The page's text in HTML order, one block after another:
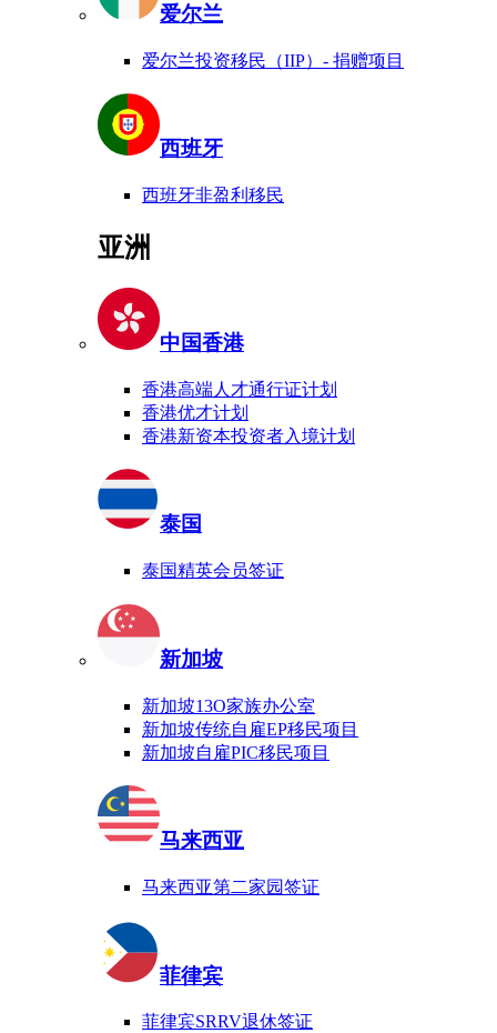
爱尔兰
爱尔兰投资移民（IIP）- 捐赠项目
西班牙
西班牙非盈利移民
亚洲
中国香港
香港高端人才通行证计划
香港优才计划
香港新资本投资者入境计划
泰国
泰国精英会员签证
新加坡
新加坡13O家族办公室
新加坡传统自雇EP移民项目
新加坡自雇PIC移民项目
马来西亚
马来西亚第二家园签证
菲律宾
菲律宾SRRV退休签证